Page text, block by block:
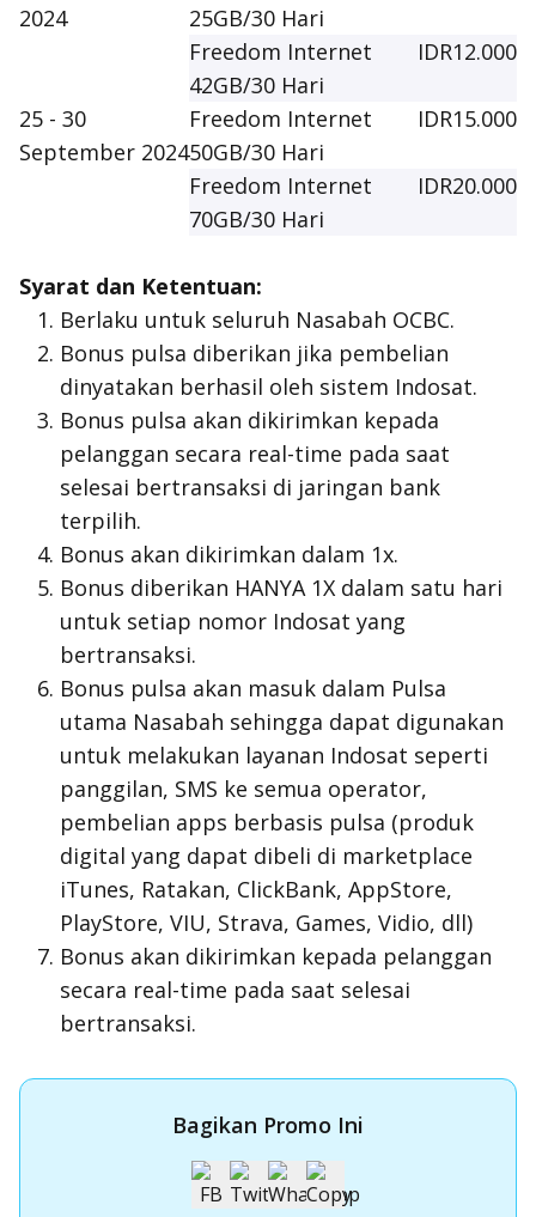
2024
25GB/30 Hari
Freedom Internet
42GB/30 Hari
IDR12.000
25 - 30
September 2024
Freedom Internet
50GB/30 Hari
IDR15.000
Freedom Internet
70GB/30 Hari
IDR20.000
Syarat dan Ketentuan:
Berlaku untuk seluruh Nasabah OCBC.
Bonus pulsa diberikan jika pembelian
dinyatakan berhasil oleh sistem Indosat.
Bonus pulsa akan dikirimkan kepada
pelanggan secara real-time pada saat
selesai bertransaksi di jaringan bank
terpilih.
Bonus akan dikirimkan dalam 1x.
Bonus diberikan HANYA 1X dalam satu hari
untuk setiap nomor Indosat yang
bertransaksi.
Bonus pulsa akan masuk dalam Pulsa
utama Nasabah sehingga dapat digunakan
untuk melakukan layanan Indosat seperti
panggilan, SMS ke semua operator,
pembelian apps berbasis pulsa (produk
digital yang dapat dibeli di marketplace
iTunes, Ratakan, ClickBank, AppStore,
PlayStore, VIU, Strava, Games, Vidio, dll)
Bonus akan dikirimkan kepada pelanggan
secara real-time pada saat selesai
bertransaksi.
Bagikan Promo Ini